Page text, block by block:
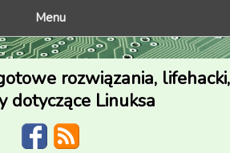
Menu
rozwiązania, lifehacki,
dotyczące Linuksa